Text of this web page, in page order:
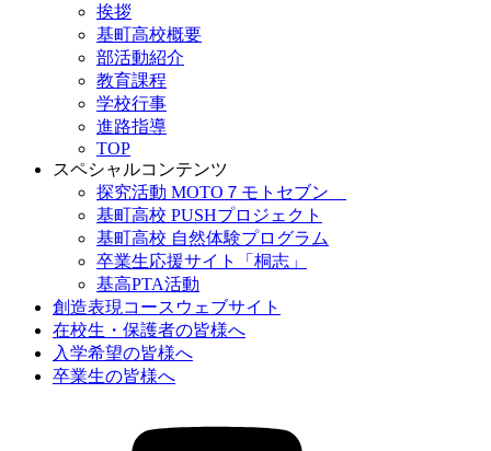
挨拶
基町高校概要
部活動紹介
教育課程
学校行事
進路指導
TOP
スペシャルコンテンツ
探究活動 MOTO７モトセブン
基町高校 PUSHプロジェクト
基町高校 自然体験プログラム
卒業生応援サイト「桐志」
基高PTA活動
創造表現コースウェブサイト
在校生・保護者の皆様へ
入学希望の皆様へ
卒業生の皆様へ